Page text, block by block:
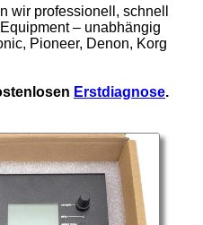
wir professionell, schnell
– unabhängig
Pioneer, Denon, Korg
Erstdiagnose.